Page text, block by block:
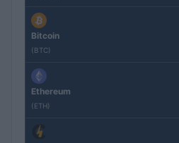
Bitcoin
(BTC)
Ethereum
(ETH)